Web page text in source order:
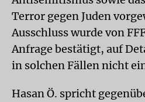
Terror gegen Juden
Ausschluss wurde von
Anfrage bestätigt, auf
in solchen Fällen nicht
Hasan Ö. spricht